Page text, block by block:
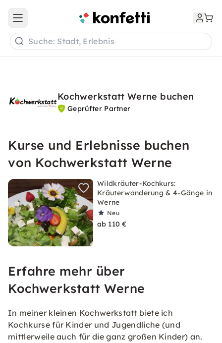
Open main menu
Suche: Stadt, Erlebnis
Kochwerkstatt Werne buchen
Geprüfter Partner
Kurse und Erlebnisse buchen
von Kochwerkstatt Werne
Wildkräuter-Kochkurs:
Kräuterwanderung & 4-Gänge in
Werne
Neu
ab 110 €
Erfahre mehr über
Kochwerkstatt Werne
In meiner kleinen Kochwerkstatt biete ich
Kochkurse für Kinder und Jugendliche (und
mittlerweile auch für die ganz großen Kinder) an.